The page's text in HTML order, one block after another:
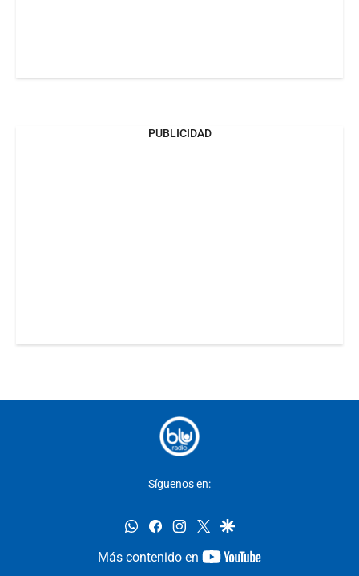
PUBLICIDAD
Síguenos en:
whatsappfacebookinstagram
twittergoogle
Más contenido en
youtube-